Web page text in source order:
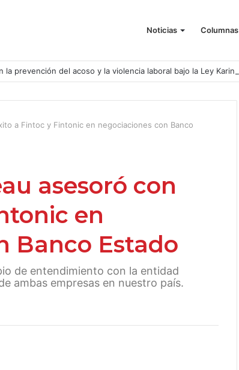
Noticias Columnas
prevención del acoso y la violencia laboral bajo la Ley Karin
a Fintoc y Fintonic en negociaciones con Banco
asesoró con
en
Banco Estado
de entendimiento con la entidad
ambas empresas en nuestro país.